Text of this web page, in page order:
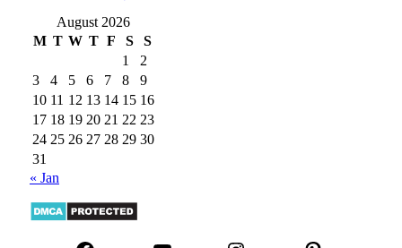
August 2026
M T W T F S
S
1
2
3
4 5 6 7 8
9
10 11 12 13 14 15 16
17 18 19 20 21 22 23
24 25 26 27 28 29 30
31
« Jan